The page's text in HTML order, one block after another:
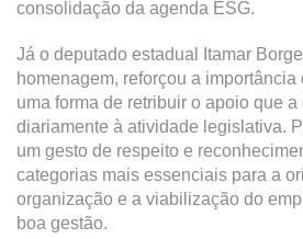
consolidação da agenda ESG.
Já o deputado estadual Itamar
homenagem, reforçou a
uma forma de retribuir o apoio que
diariamente à atividade legislativa.
um gesto de respeito e
categorias mais essenciais para a
organização e a viabilização do
boa gestão.